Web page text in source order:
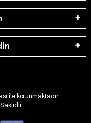
ile korunmaktadır.